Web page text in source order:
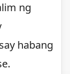
ng
habang